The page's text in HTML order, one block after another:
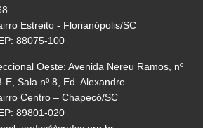
Estreito - Florianópolis/SC
88075-100
Oeste: Avenida Nereu Ramos, nº
E, Sala nº 8, Ed. Alexandre
Centro – Chapecó/SC
89801-020